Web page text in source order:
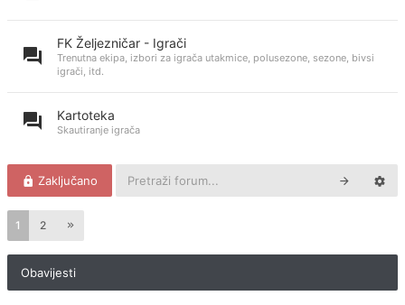
FK Željezničar - Igrači
Trenutna ekipa, izbori za igrača utakmice, polusezone, sezone, bivsi
igrači, itd.
Kartoteka
Skautiranje igrača
Zaključano
1 2
Obavijesti